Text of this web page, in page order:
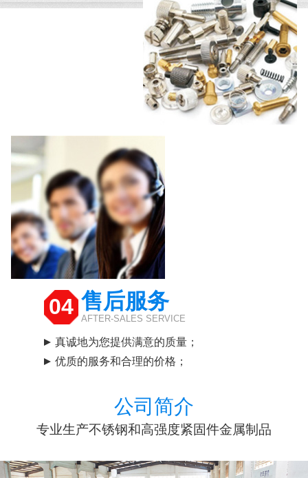
04 售后服务
AFTER-SALES SERVICE
真诚地为您提供满意的质量；
优质的服务和合理的价格；
公司简介
专业生产不锈钢和高强度紧固件金属制品